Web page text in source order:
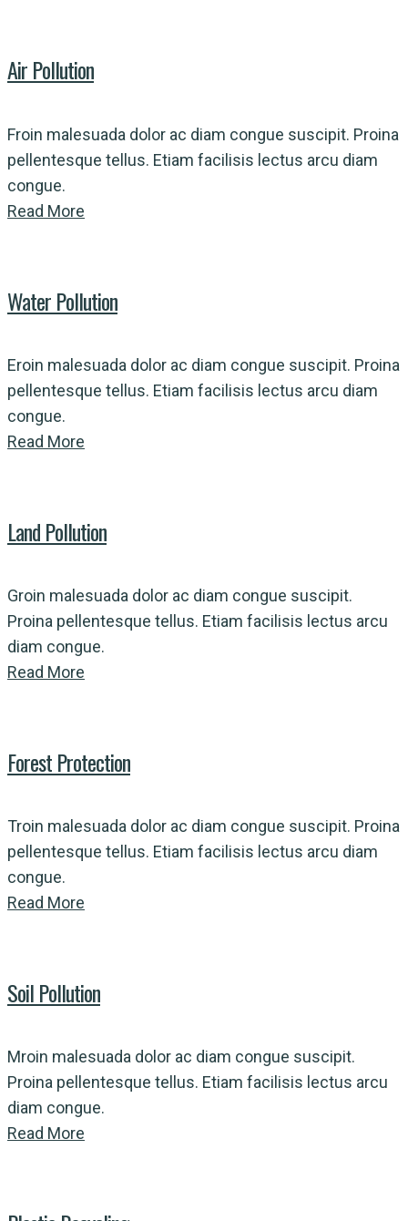
Air Pollution
Froin malesuada dolor ac diam congue suscipit. Proina
pellentesque tellus. Etiam facilisis lectus arcu diam
congue.
Read More
Water Pollution
Eroin malesuada dolor ac diam congue suscipit. Proina
pellentesque tellus. Etiam facilisis lectus arcu diam
congue.
Read More
Land Pollution
Groin malesuada dolor ac diam congue suscipit.
Proina pellentesque tellus. Etiam facilisis lectus arcu
diam congue.
Read More
Forest Protection
Troin malesuada dolor ac diam congue suscipit. Proina
pellentesque tellus. Etiam facilisis lectus arcu diam
congue.
Read More
Soil Pollution
Mroin malesuada dolor ac diam congue suscipit.
Proina pellentesque tellus. Etiam facilisis lectus arcu
diam congue.
Read More